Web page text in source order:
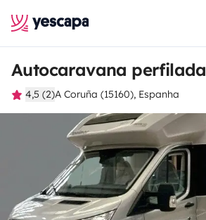
Autocaravana perfilada
4,5 (2)A Coruña (15160), Espanha